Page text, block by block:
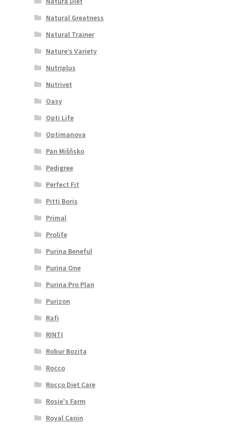
Natural Greatness
Natural Trainer
Nature’s Variety
Nutriplus
Nutrivet
Oasy
Opti Life
Optimanova
Pan Mišňsko
Pedigree
Perfect Fit
Pitti Boris
Primal
Prolife
Purina Beneful
Purina One
Purina Pro Plan
Purizon
Rafi
RINTI
Robur Bozita
Rocco
Rocco Diet Care
Rosie's Farm
Royal Canin